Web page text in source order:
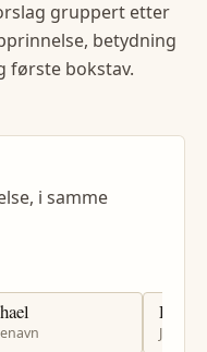
gruppert etter
betydning
første bokstav.
i samme
Leah